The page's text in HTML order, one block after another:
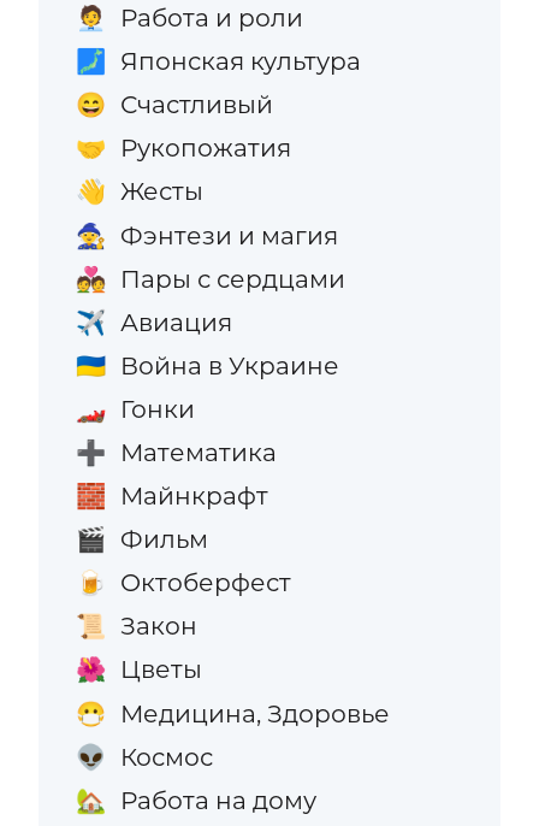
🧑‍💼 Работа и роли
🗾 Японская культура
😄 Счастливый
🤝 Рукопожатия
👋 Жесты
🧙 Фэнтези и магия
💑 Пары с сердцами
✈️ Авиация
🇺🇦 Война в Украине
🏎️ Гонки
➕ Математика
🧱 Майнкрафт
🎬 Фильм
🍺 Октоберфест
📜 Закон
🌺 Цветы
😷 Медицина, Здоровье
👽 Космос
🏡 Работа на дому